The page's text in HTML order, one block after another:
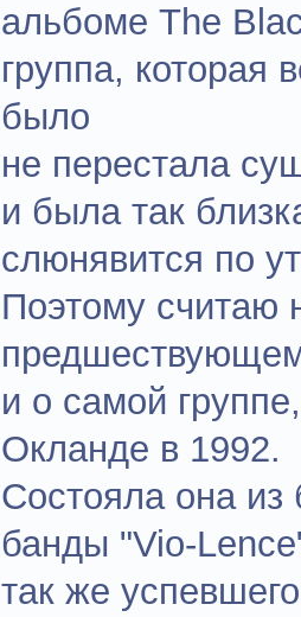
альбоме The
группа, которая
было
не перестала
и была так
слюнявится по
Поэтому считаю
и о самой
Окланде в 1992.
Состояла она из
банды "Vio-
так же